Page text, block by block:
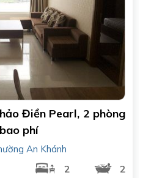
Điền Pearl, 2 phòng
phí
An Khánh
2 2